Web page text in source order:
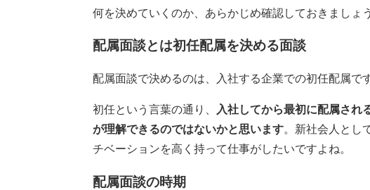
何を決めていくのか、あらかじめ確認しておきましょう
配属面談とは初任配属を決める面談
配属面談で決めるのは、入社する企業での初任配属です
初任という言葉の通り、
入社してから最初に配属され
が理解できるのではないかと思います。新社会人とし
チベーションを高く持って仕事がしたいですよね。
配属面談の時期